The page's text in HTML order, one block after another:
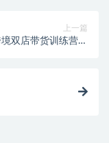
上一篇
双店带货训练营第